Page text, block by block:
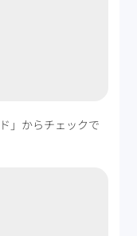
」からチェックで